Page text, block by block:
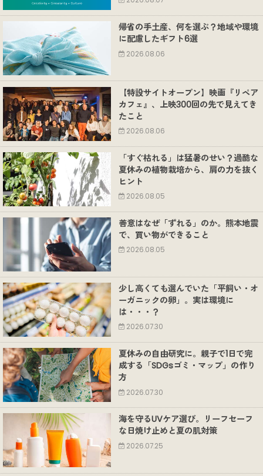
帰省の手土産、何を選ぶ？地域や環境
に配慮したギフト6選
2026.08.06
【特設サイトオープン】映画『リペア
カフェ』、上映300回の先で見えてき
たこと
2026.08.06
「すぐ枯れる」は猛暑のせい？過酷な
夏休みの植物栽培から、肩の力を抜く
ヒント
2026.08.05
善意はなぜ「ずれる」のか。熊本地震
で、買い物ができること
2026.08.05
少し高くても選んでいた「平飼い・オ
ーガニックの卵」。実は環境に
は・・・？
2026.07.30
夏休みの自由研究に。親子で1日で完
成する「SDGsゴミ・マップ」の作り
方
2026.07.30
海を守るUVケア選び。リーフセーフ
な日焼け止めと夏の肌対策
2026.07.25